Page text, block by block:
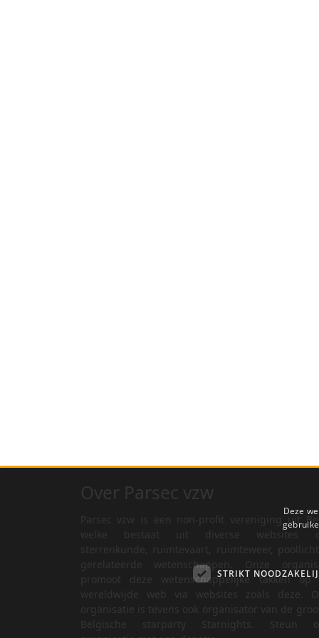
Parsec vzw is een non-profit vereniging uit
welke bestaat uit diverse websites
gerelateerde wetenschappen. Onze
promoot deze wetenschappelijke takken op
Deze
STRIKT